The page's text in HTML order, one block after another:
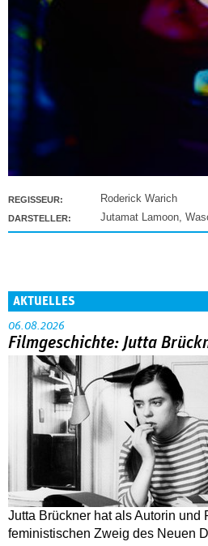
REGISSEUR: Roderick Warich
DARSTELLER: Jutamat Lamoon
AKTUELLES
06.08.2026
Filmgeschichte: Jutta
Jutta Brückner hat als Autorin und
feministischen Zweig des Neuen